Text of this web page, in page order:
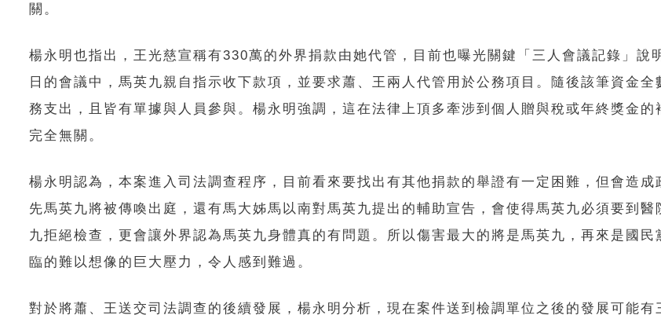
關。
楊永明也指出，王光慈宣稱有330萬的外界捐款由她代管，目前也曝光關鍵「三人會議記錄」說
日的會議中，馬英九親自指示收下款項，並要求蕭、王兩人代管用於公務項目。隨後該筆資金全
務支出，且皆有單據與人員參與。楊永明強調，這在法律上頂多牽涉到個人贈與稅或年終獎金的
完全無關。
楊永明認為，本案進入司法調查程序，目前看來要找出有其他捐款的舉證有一定困難，但會造成
先馬英九將被傳喚出庭，還有馬大姊馬以南對馬英九提出的輔助宣告，會使得馬英九必須要到醫
九拒絕檢查，更會讓外界認為馬英九身體真的有問題。所以傷害最大的將是馬英九，再來是國民
臨的難以想像的巨大壓力，令人感到難過。
對於將蕭、王送交司法調查的後續發展，楊永明分析，現在案件送到檢調單位之後的發展可能有